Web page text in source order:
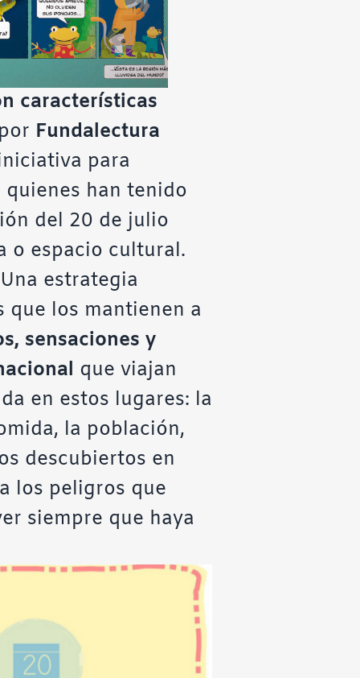
características
Fundalectura
para
han tenido
del 20 de julio
o espacio cultural.
estrategia
los mantienen a
sensaciones y
que viajan
en estos lugares: la
la población,
descubiertos en
los peligros que
siempre que haya